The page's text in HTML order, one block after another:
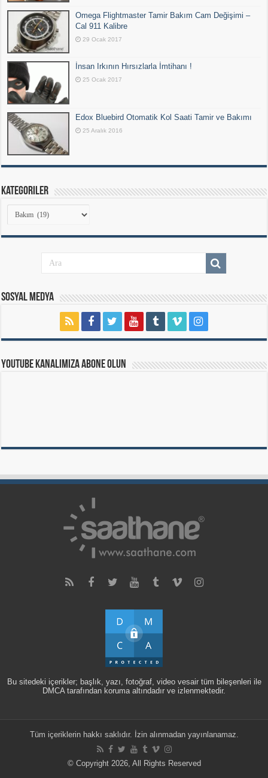
Omega Flightmaster Tamir Bakım Cam Değişimi –
Cal 911 Kalibre
29 Ocak 2017
İnsan Irkının Hırsızlarla İmtihanı !
25 Ocak 2017
Edox Bluebird Otomatik Kol Saati Tamir ve Bakımı
25 Aralık 2016
Kategoriler
Kategoriler
Sosyal Medya
Youtube Kanalımıza Abone Olun
Bu sitedeki içerikler; başlık, yazı, fotoğraf, video vesair tüm bileşenleri ile
DMCA tarafından koruma altındadır ve izlenmektedir.
Tüm içeriklerin hakkı saklıdır. İzin alınmadan yayınlanamaz.
© Copyright 2026, All Rights Reserved